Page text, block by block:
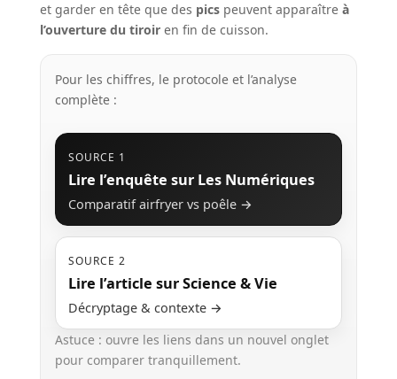
et garder en tête que des picspeuvent apparaître à
l’ouverture du tiroiren fin de cuisson.
Pour les chiffres, le protocole et l’analyse
complète :
SOURCE 1
Lire l’enquête sur Les Numériques
Comparatif airfryer vs poêle →
SOURCE 2
Lire l’article sur Science & Vie
Décryptage & contexte →
Astuce : ouvre les liens dans un nouvel onglet
pour comparer tranquillement.